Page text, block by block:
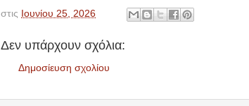
στις Ιουνίου 25, 2026
Δεν υπάρχουν σχόλια:
Δημοσίευση σχολίου